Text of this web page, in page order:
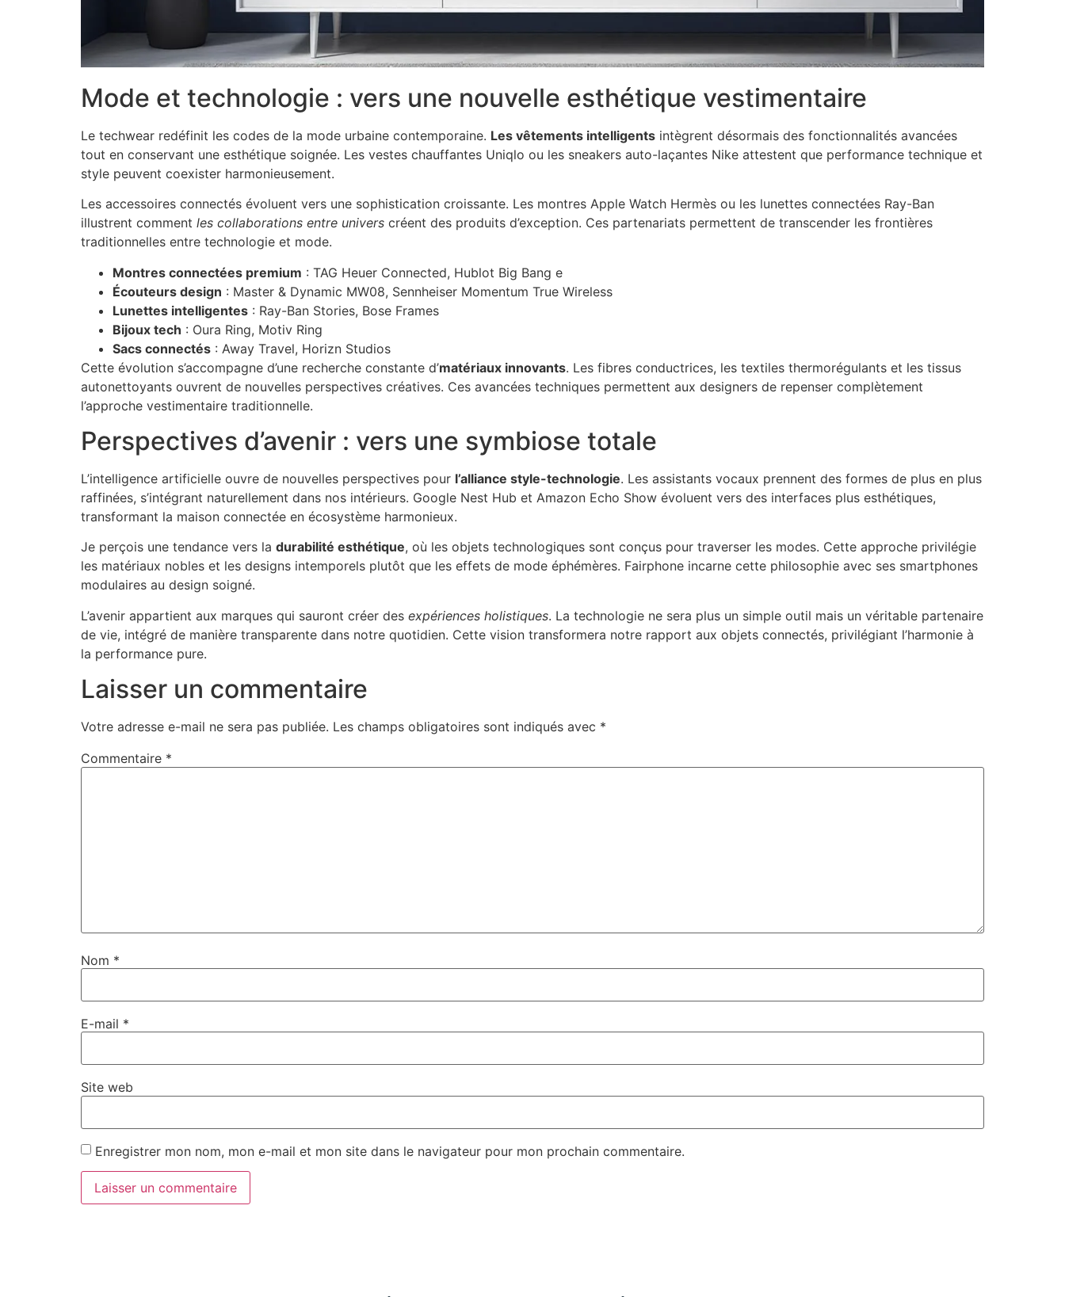
Mode et technologie : vers une nouvelle esthétique vestimentaire
Le techwear redéfinit les codes de la mode urbaine contemporaine. Les vêtements intelligents intègrent désormais des fonctionnalités avancées
tout en conservant une esthétique soignée. Les vestes chauffantes Uniqlo ou les sneakers auto-laçantes Nike attestent que performance technique et
style peuvent coexister harmonieusement.
Les accessoires connectés évoluent vers une sophistication croissante. Les montres Apple Watch Hermès ou les lunettes connectées Ray-Ban
illustrent comment les collaborations entre univers créent des produits d’exception. Ces partenariats permettent de transcender les frontières
traditionnelles entre technologie et mode.
Montres connectées premium : TAG Heuer Connected, Hublot Big Bang e
Écouteurs design : Master & Dynamic MW08, Sennheiser Momentum True Wireless
Lunettes intelligentes : Ray-Ban Stories, Bose Frames
Bijoux tech : Oura Ring, Motiv Ring
Sacs connectés : Away Travel, Horizn Studios
Cette évolution s’accompagne d’une recherche constante d’matériaux innovants. Les fibres conductrices, les textiles thermorégulants et les tissus
autonettoyants ouvrent de nouvelles perspectives créatives. Ces avancées techniques permettent aux designers de repenser complètement
l’approche vestimentaire traditionnelle.
Perspectives d’avenir : vers une symbiose totale
L’intelligence artificielle ouvre de nouvelles perspectives pour l’alliance style-technologie. Les assistants vocaux prennent des formes de plus en plus
raffinées, s’intégrant naturellement dans nos intérieurs. Google Nest Hub et Amazon Echo Show évoluent vers des interfaces plus esthétiques,
transformant la maison connectée en écosystème harmonieux.
Je perçois une tendance vers la durabilité esthétique, où les objets technologiques sont conçus pour traverser les modes. Cette approche privilégie
les matériaux nobles et les designs intemporels plutôt que les effets de mode éphémères. Fairphone incarne cette philosophie avec ses smartphones
modulaires au design soigné.
L’avenir appartient aux marques qui sauront créer des expériences holistiques. La technologie ne sera plus un simple outil mais un véritable partenaire
de vie, intégré de manière transparente dans notre quotidien. Cette vision transformera notre rapport aux objets connectés, privilégiant l’harmonie à
la performance pure.
Laisser un commentaire
Votre adresse e-mail ne sera pas publiée. Les champs obligatoires sont indiqués avec *
Commentaire *
Nom *
E-mail *
Site web
Enregistrer mon nom, mon e-mail et mon site dans le navigateur pour mon prochain commentaire.